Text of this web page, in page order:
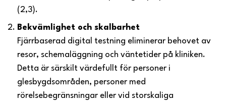
(2,3).
Bekvämlighet och skalbarhet
Fjärrbaserad digital testning eliminerar behovet av
resor, schemaläggning och väntetider på kliniken.
Detta är särskilt värdefullt för personer i
glesbygdsområden, personer med
rörelsebegränsningar eller vid storskaliga